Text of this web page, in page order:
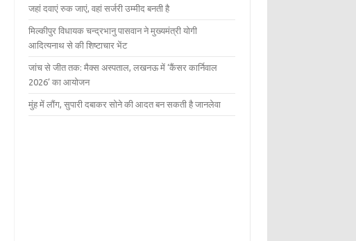
जहां दवाएं रुक जाएं, वहां सर्जरी उम्मीद बनती है
मिल्कीपुर विधायक चन्द्रभानु पासवान ने मुख्यमंत्री योगी
आदित्यनाथ से की शिष्टाचार भेंट
जांच से जीत तक: मैक्स अस्पताल, लखनऊ में ‘कैंसर कार्निवाल
2026’ का आयोजन
मुंह में लौंग, सुपारी दबाकर सोने की आदत बन सकती है जानलेवा